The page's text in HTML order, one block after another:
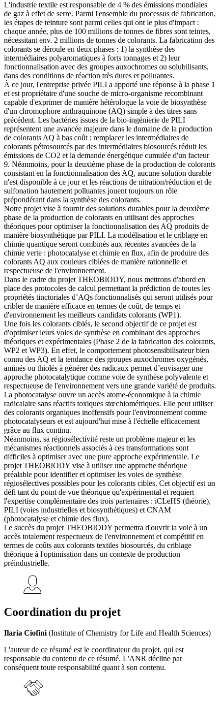
L'industrie textile est responsable de 4 % des émissions mondiales
de gaz à effet de serre. Parmi l'ensemble du processus de fabrication,
les étapes de teinture sont parmi celles qui ont le plus d'impact :
chaque année, plus de 100 millions de tonnes de fibres sont teintes,
nécessitant env. 2 millions de tonnes de colorants. La fabrication des
colorants se déroule en deux phases : 1) la synthèse des
intermédiaires polyaromatiques à forts tonnages et 2) leur
fonctionnalisation avec des groupes auxochromes ou solubilisants,
dans des conditions de réaction très dures et polluantes.
À ce jour, l'entreprise privée PILI a apporté une réponse à la phase 1
et est propriétaire d'une souche de micro-organisme recombinant
capable d'exprimer de manière hétérologue la voie de biosynthèse
d'un chromophore anthraquinone (AQ) simple à des titres sans
précédent. Les bactéries issues de la bio-ingénierie de PILI
représentent une avancée majeure dans le domaine de la production
de colorants AQ à bas coût : remplacer les intermédiaires de
colorants pétrosourcés par des intermédiaires biosourcés réduit les
émissions de CO2 et la demande énergétique cumulée d'un facteur
9. Néanmoins, pour la deuxième phase de la production de colorants
consistant en la fonctionnalisation des AQ, aucune solution durable
n'est disponible à ce jour et les réactions de nitration/réduction et de
sulfonation hautement polluantes jouent toujours un rôle
prépondérant dans la synthèse des colorants.
Notre projet vise à fournir des solutions durables pour la deuxième
phase de la production de colorants en utilisant des approches
théoriques pour optimiser la fonctionnalisation des AQ produits de
manière biosynthétique par PILI. La modélisation et le criblage en
chimie quantique seront combinés aux récentes avancées de la
chimie verte : photocatalyse et chimie en flux, afin de produire des
colorants AQ aux couleurs ciblées de manière rationnelle et
respectueuse de l'environnement.
Dans le cadre du projet THEOBIODY, nous mettrons d'abord en
place des protocoles de calcul permettant la prédiction de toutes les
propriétés tinctoriales d’AQs fonctionnalisés qui seront utilisés pour
cribler de manière efficace en termes de coût, de temps et
d'environnement les meilleurs candidats colorants (WP1).
Une fois les colorants ciblés, le second objectif de ce projet est
d'optimiser leurs voies de synthèse en combinant des approches
théoriques et expérimentales (Phase 2 de la fabrication des colorants,
WP2 et WP3). En effet, le comportement photosensibilisateur bien
connu des AQ et la tendance des groupes auxochromes oxygénés,
aminés ou thiolés à générer des radicaux permet d’envisager une
approche photocatalytique comme voie de synthèse polyvalente et
respectueuse de l'environnement vers une grande variété de produits.
La photocatalyse ouvre un accès atome-économique à la chimie
radicalaire sans réactifs toxiques stœchiométriques. Elle peut utiliser
des colorants organiques inoffensifs pour l'environnement comme
photocatalyseurs et est aujourd'hui mise à l'échelle efficacement
grâce au flux continu.
Néanmoins, sa régiosélectivité reste un problème majeur et les
mécanismes réactionnels associés à ces transformations sont
difficiles à optimiser avec une pure approche expérimentale. Le
projet THEOBIODY vise à utiliser une approche théorique
préalable pour identifier et optimiser les voies de synthèse
régiosélectives possibles pour les colorants cibles. Cet objectif est un
défi tant du point de vue théorique qu'expérimental et requiert
l'expertise complémentaire des trois partenaires : iCLeHS (théorie),
PILI (voies industrielles et biosynthétiques) et CNAM
(photocatalyse et chimie des flux).
Le succès du projet THEOBIODY permettra d'ouvrir la voie à un
accès totalement respectueux de l'environnement et compétitif en
termes de coûts aux colorants textiles biosourcés, du criblage
théorique à l'optimisation dans un contexte de production
préindustrielle.
Coordination du projet
Ilaria Ciofini (Institute of Chemistry for Life and Health Sciences)
L'auteur de ce résumé est le coordinateur du projet, qui est
responsable du contenu de ce résumé. L'ANR décline par
conséquent toute responsabilité quant à son contenu.